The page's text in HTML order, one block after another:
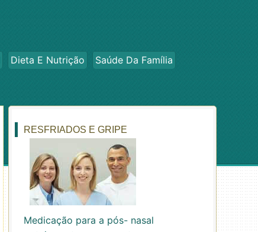
Dieta E Nutrição
Saúde Da Família
RESFRIADOS E GRIPE
Medicação para a pós- nasal